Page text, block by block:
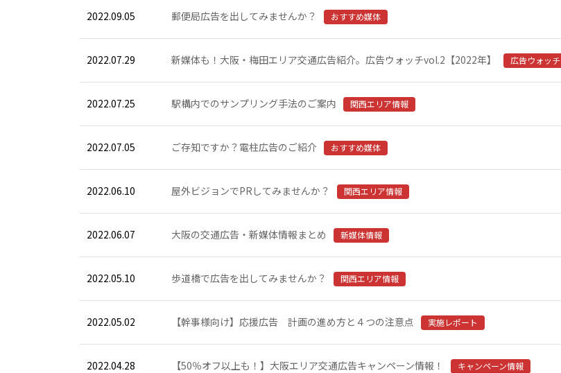
2022.09.05 郵便局広告を出してみませんか？ おすすめ媒体
2022.07.29 新媒体も！大阪・梅田エリア交通広告紹介。広告ウォッチvol.2【2022年】 広告ウォッチ
2022.07.25 駅構内でのサンプリング手法のご案内 関西エリア情報
2022.07.05 ご存知ですか？電柱広告のご紹介 おすすめ媒体
2022.06.10 屋外ビジョンでPRしてみませんか？ 関西エリア情報
2022.06.07 大阪の交通広告・新媒体情報まとめ 新媒体情報
2022.05.10 歩道橋で広告を出してみませんか？ 関西エリア情報
2022.05.02 【幹事様向け】応援広告 計画の進め方と４つの注意点 実施レポート
2022.04.28 【50％オフ以上も！】大阪エリア交通広告キャンペーン情報！ キャンペーン情報